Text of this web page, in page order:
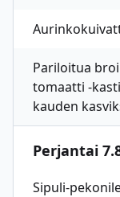
Pariloitua
tomaatti -
kauden
Perjantai
Sipuli-